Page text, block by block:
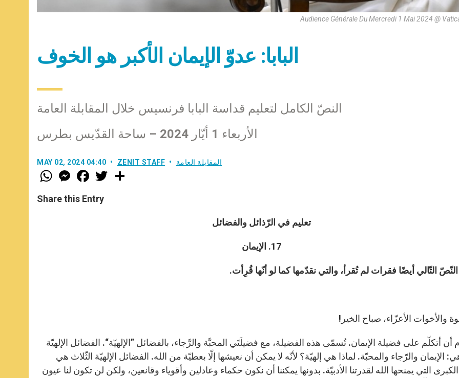
Audience Générale Du Mercredi 1 Mai 2024 @
البابا: عدوّ الإيمان الأكبر هو الخوف
النصّ الكامل لتعليم قداسة البابا فرنسيس خلال المقابلة العامة
الأربعاء 1 أيّار 2024‏ – ساحة القدّيس بطرس
MAY 02, 2024 04:40 ZENIT STAFF المقابلة العامة
W
h
t
s
M
e
s
e
F
a
e
b
w
Share this Entry
تعليم في الرّذائل والفضائل
17. الإيمان
التّالي أيضًا فقرات لم تُقرأ، والتي نقدّمها كما لو أنّها قُرِأت.
والأخوات الأعزّاء، صباح الخير!
أن أتكلّم على فضيلة الإيمان. تُسمّى هذه الفضيلة، مع فضيلَتَي المحبَّة والرَّجاء، بالفضائل ”الإلهيّة“. الفضائل الإلهيّة
الإيمان والرّجاء والمحبّة. لماذا هي إلهيّة؟ لأنّه لا يمكن أن نعيشها إلّا بعطيّة من الله. الفضائل الإلهيّة الثّلاث هي
الكبرى التي يمنحها الله لقدرتنا الأدبيّة. بدونها يمكننا أن نكون حكماء وعادلين وأقوياء وقانعين، ولكن لن تكون لنا عيون